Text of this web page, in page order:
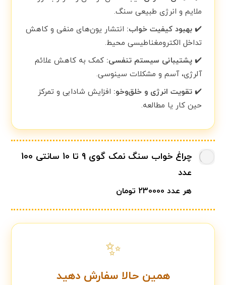
ملایم و انرژی طبیعی سنگ.
✔️بهبود کیفیت خواب: انتشار یون‌های منفی و کاهش
تداخل الکترومغناطیسی محیط.
✔️پشتیبانی سیستم تنفسی: کمک به کاهش علائم
آلرژی، آسم و مشکلات سینوسی.
✔️تقویت انرژی و خلق‌وخو: افزایش شادابی و تمرکز
حین کار یا مطالعه.
چراغ خواب سنگ نمک گوی 9 تا 10 سانتی 100
عدد
هر عدد 230000 تومان
✨
همین حالا سفارش دهید